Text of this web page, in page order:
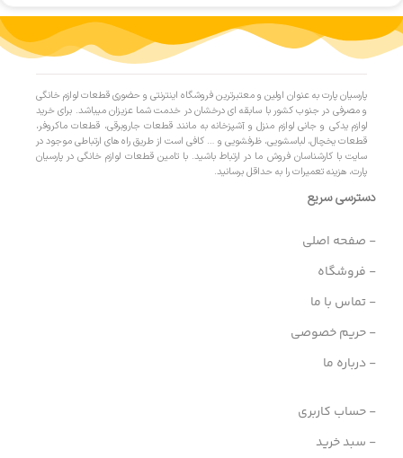
پارسیان پارت به عنوان اولین و معتبرترین فروشگاه اینترنتی و حضوری قطعات لوازم خانگی
و مصرفی در جنوب کشور با سابقه ای درخشان در خدمت شما عزیزان میباشد. برای خرید
لوازم یدکی و جانی لوازم منزل و آشپزخانه به مانند قطعات جاروبرقی، قطعات ماکروفر،
قطعات یخچال، لباسشویی، ظرفشویی و … کافی است از طریق راه های ارتباطی موجود در
سایت با کارشناسان فروش ما در ارتباط باشید. با تامین قطعات لوازم خانگی در پارسیان
پارت، هزینه تعمیرات را به حداقل برسانید.
دسترسی سریع
- صفحه اصلی
- فروشگاه
- تماس با ما
- حریم خصوصی
- درباره ما
- حساب کاربری
- سبد خرید